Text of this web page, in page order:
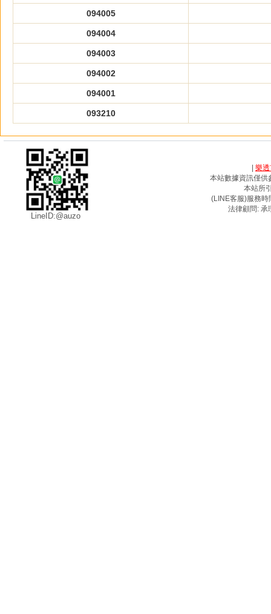
094005
094004
094003
094002
094001
093210
LineID:@auzo
樂
本站數據資訊僅
本站所
(LINE客服)服務
法律顧問: 承